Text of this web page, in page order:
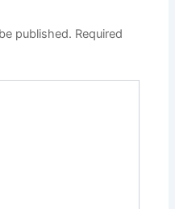
published. Required